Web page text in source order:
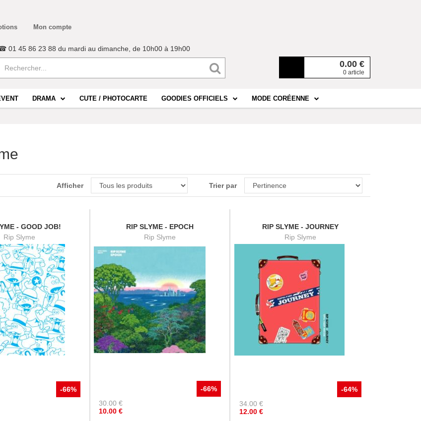
Mon compte
0.00 €
0 article
01 45 86 23 88 du mardi au dimanche, de 10h00 à 19h00
DRAMA CUTE / PHOTOCARTE GOODIES OFFICIELS MODE CORÉENNE
Afficher Trier par
- GOOD JOB!
Rip Slyme
-66%
RIP SLYME - EPOCH
Rip Slyme
-66%
30.00 €
10.00 €
RIP SLYME - JOURNEY
Rip Slyme
-64%
34.00 €
12.00 €